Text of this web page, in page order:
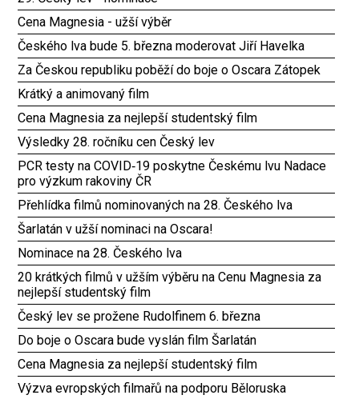
Cena Magnesia - užší výběr
Českého lva bude 5. března moderovat Jiří Havelka
Za Českou republiku poběží do boje o Oscara Zátopek
Krátký a animovaný film
Cena Magnesia za nejlepší studentský film
Výsledky 28. ročníku cen Český lev
PCR testy na COVID‑19 poskytne Českému lvu Nadace
pro výzkum rakoviny ČR
Přehlídka filmů nominovaných na 28. Českého lva
Šarlatán v užší nominaci na Oscara!
Nominace na 28. Českého lva
20 krátkých filmů v užším výběru na Cenu Magnesia za
nejlepší studentský film
Český lev se prožene Rudolfinem 6. března
Do boje o Oscara bude vyslán film Šarlatán
Cena Magnesia za nejlepší studentský film
Výzva evropských filmařů na podporu Běloruska